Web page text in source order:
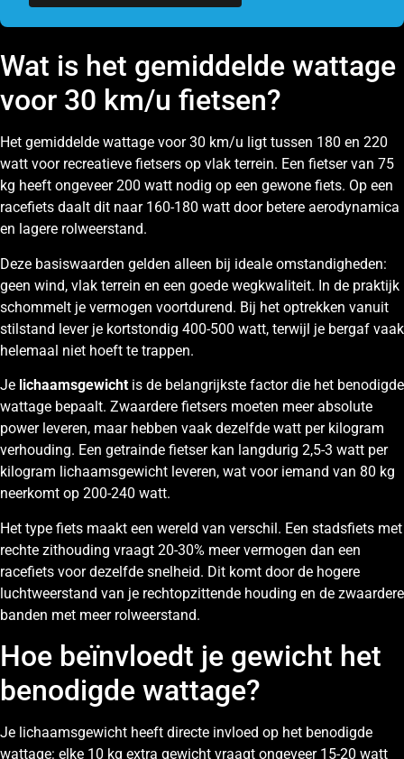
Wat is het gemiddelde wattage
voor 30 km/u fietsen?
Het gemiddelde wattage voor 30 km/u ligt tussen 180 en 220
watt voor recreatieve fietsers op vlak terrein. Een fietser van 75
kg heeft ongeveer 200 watt nodig op een gewone fiets. Op een
racefiets daalt dit naar 160-180 watt door betere aerodynamica
en lagere rolweerstand.
Deze basiswaarden gelden alleen bij ideale omstandigheden:
geen wind, vlak terrein en een goede wegkwaliteit. In de praktijk
schommelt je vermogen voortdurend. Bij het optrekken vanuit
stilstand lever je kortstondig 400-500 watt, terwijl je bergaf vaak
helemaal niet hoeft te trappen.
Je lichaamsgewicht is de belangrijkste factor die het benodigde
wattage bepaalt. Zwaardere fietsers moeten meer absolute
power leveren, maar hebben vaak dezelfde watt per kilogram
verhouding. Een getrainde fietser kan langdurig 2,5-3 watt per
kilogram lichaamsgewicht leveren, wat voor iemand van 80 kg
neerkomt op 200-240 watt.
Het type fiets maakt een wereld van verschil. Een stadsfiets met
rechte zithouding vraagt 20-30% meer vermogen dan een
racefiets voor dezelfde snelheid. Dit komt door de hogere
luchtweerstand van je rechtopzittende houding en de zwaardere
banden met meer rolweerstand.
Hoe beïnvloedt je gewicht het
benodigde wattage?
Je lichaamsgewicht heeft directe invloed op het benodigde
wattage: elke 10 kg extra gewicht vraagt ongeveer 15-20 watt